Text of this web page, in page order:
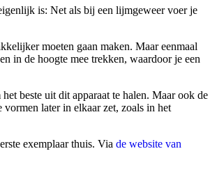
is: Net als bij een lijmgeweer voer je
moeten gaan maken. Maar eenmaal
in de hoogte mee trekken, waardoor je een
beste uit dit apparaat te halen. Maar ook de
later in elkaar zet, zoals in het
exemplaar thuis. Via de website van